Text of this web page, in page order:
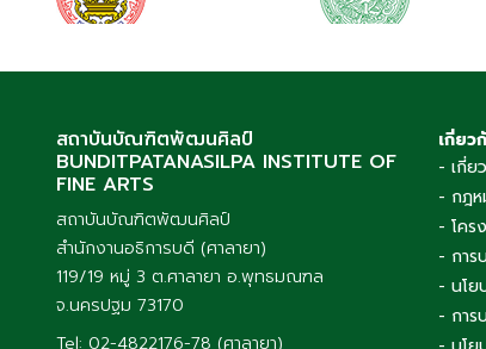
สถาบันบัณฑิตพัฒนศิลป์
BUNDITPATANASILPA INSTITUTE OF
FINE ARTS
สถาบันบัณฑิตพัฒนศิลป์
สำนักงานอธิการบดี (ศาลายา)
119/19 หมู่ 3 ต.ศาลายา อ.พุทธมณฑล
จ.นครปฐม 73170
Tel: 02-4822176-78 (ศาลายา)
เกี่ยว
- เกี่ย
- กฎห
- โคร
- การ
- นโย
- การ